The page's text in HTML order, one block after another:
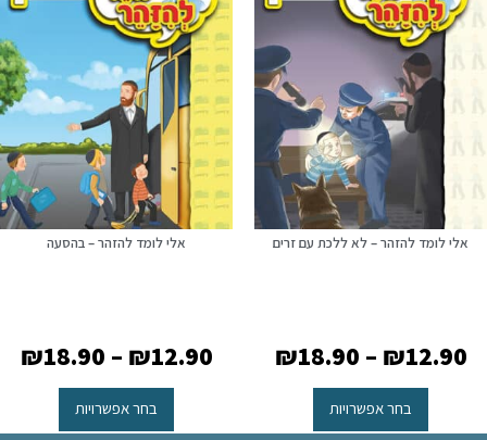
אלי לומד להזהר – לא ללכת עם זרים
₪12.90
–
₪18.90
בחר אפשרויות
אלי לומד להזהר – בהסעה
₪12.90
–
₪18.90
בחר אפשרויות